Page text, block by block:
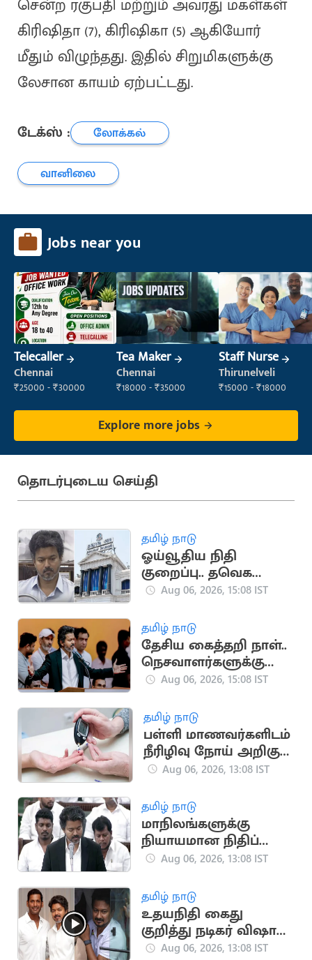
சென்ற ரகுபதி மற்றும் அவரது மகள்கள்
கிரிஷிதா (7), கிரிஷிகா (5) ஆகியோர்
மீதும் விழுந்தது. இதில் சிறுமிகளுக்கு
லேசான காயம் ஏற்பட்டது.
டேக்ஸ் :
லோக்கல்
வானிலை
Jobs near you
Telecaller
Chennai
₹25000 - ₹30000
Tea Maker
Chennai
₹18000 - ₹35000
Staff Nurse
Thirunelveli
₹15000 - ₹18000
Explore more jobs
தொடர்புடைய செய்தி
தமிழ் நாடு
ஓய்வூதிய நிதி
குறைப்பு.. தவெக
அரசுக்கு தலைமைச்
கண்டனம்
Aug 06, 2026, 15:08 IST
தமிழ் நாடு
தேசிய கைத்தறி நாள்..
நெசவாளர்களுக்கு
முதலமைச்சர் விஜய்
Aug 06, 2026, 15:08 IST
தமிழ் நாடு
பள்ளி மாணவர்களிடம்
நீரிழிவு நோய் அறிகுறி
அதிகரிப்பு: அதிர்ச்சி
Aug 06, 2026, 13:08 IST
தமிழ் நாடு
மாநிலங்களுக்கு
நியாயமான நிதிப்
பகிர்வு.. நாளை
தனித் தீர்மானம்
Aug 06, 2026, 13:08 IST
தமிழ் நாடு
உதயநிதி கைது
குறித்து நடிகர் விஷால்
கருத்து
Aug 06, 2026, 13:08 IST